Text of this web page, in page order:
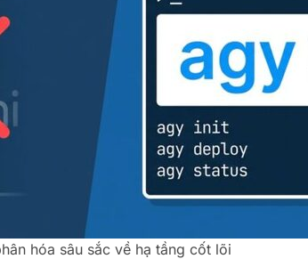
hóa sâu sắc về hạ tầng cốt lõi